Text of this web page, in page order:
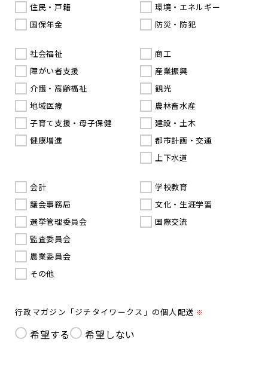
住民・戸籍
国保年金
環境・エネルギー
防災・防犯
社会福祉
障がい者支援
介護・高齢福祉
地域医療
子育て支援・母子保健
健康増進
商工
産業振興
観光
農林畜水産
建設・土木
都市計画・交通
上下水道
会計
議会事務局
選挙管理委員会
監査委員会
農業委員会
その他
学校教育
文化・生涯学習
国際交流
行政マガジン「ジチタイワークス」の個人配送 ※
希望する 希望しない